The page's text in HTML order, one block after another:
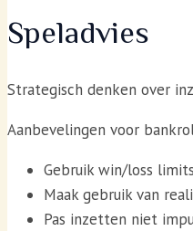
Speladvies
Strategisch denken over
Aanbevelingen voor
Gebruik win/loss
Maak gebruik van
Pas inzetten niet